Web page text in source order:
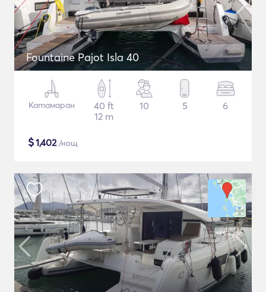
Fountaine Pajot Isla 40
Катамаран
40 ft
12 m
10 5 6
$1,402/нощ